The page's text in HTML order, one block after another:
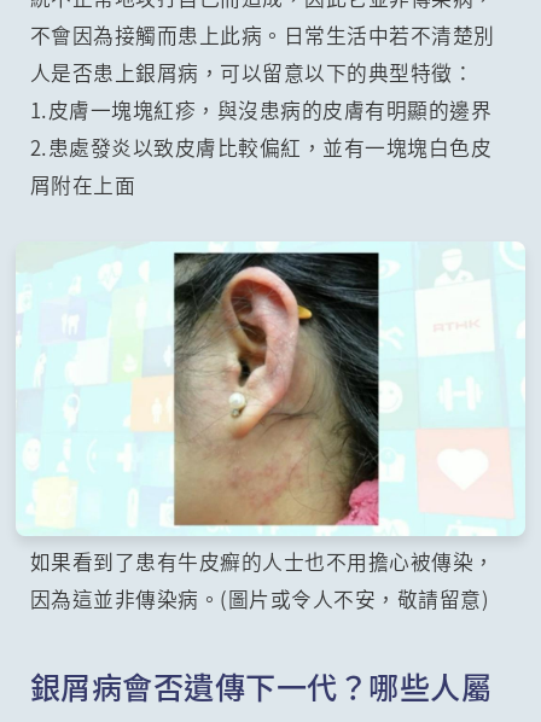
不會因為接觸而患上此病。日常生活中若不清楚別
人是否患上銀屑病，可以留意以下的典型特徵：
1.皮膚一塊塊紅疹，與沒患病的皮膚有明顯的邊界
2.患處發炎以致皮膚比較偏紅，並有一塊塊白色皮
屑附在上面
如果看到了患有牛皮癬的人士也不用擔心被傳染，
因為這並非傳染病。(圖片或令人不安，敬請留意)
銀屑病會否遺傳下一代？哪些人屬